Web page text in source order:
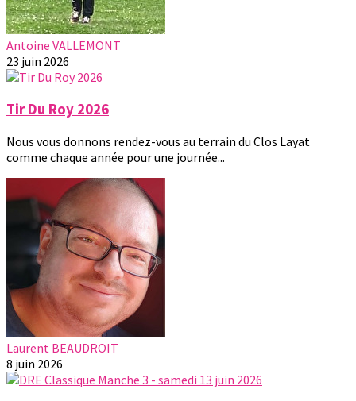
Antoine VALLEMONT
23 juin 2026
Tir Du Roy 2026
Nous vous donnons rendez-vous au terrain du Clos Layat
comme chaque année pour une journée...
Laurent BEAUDROIT
8 juin 2026